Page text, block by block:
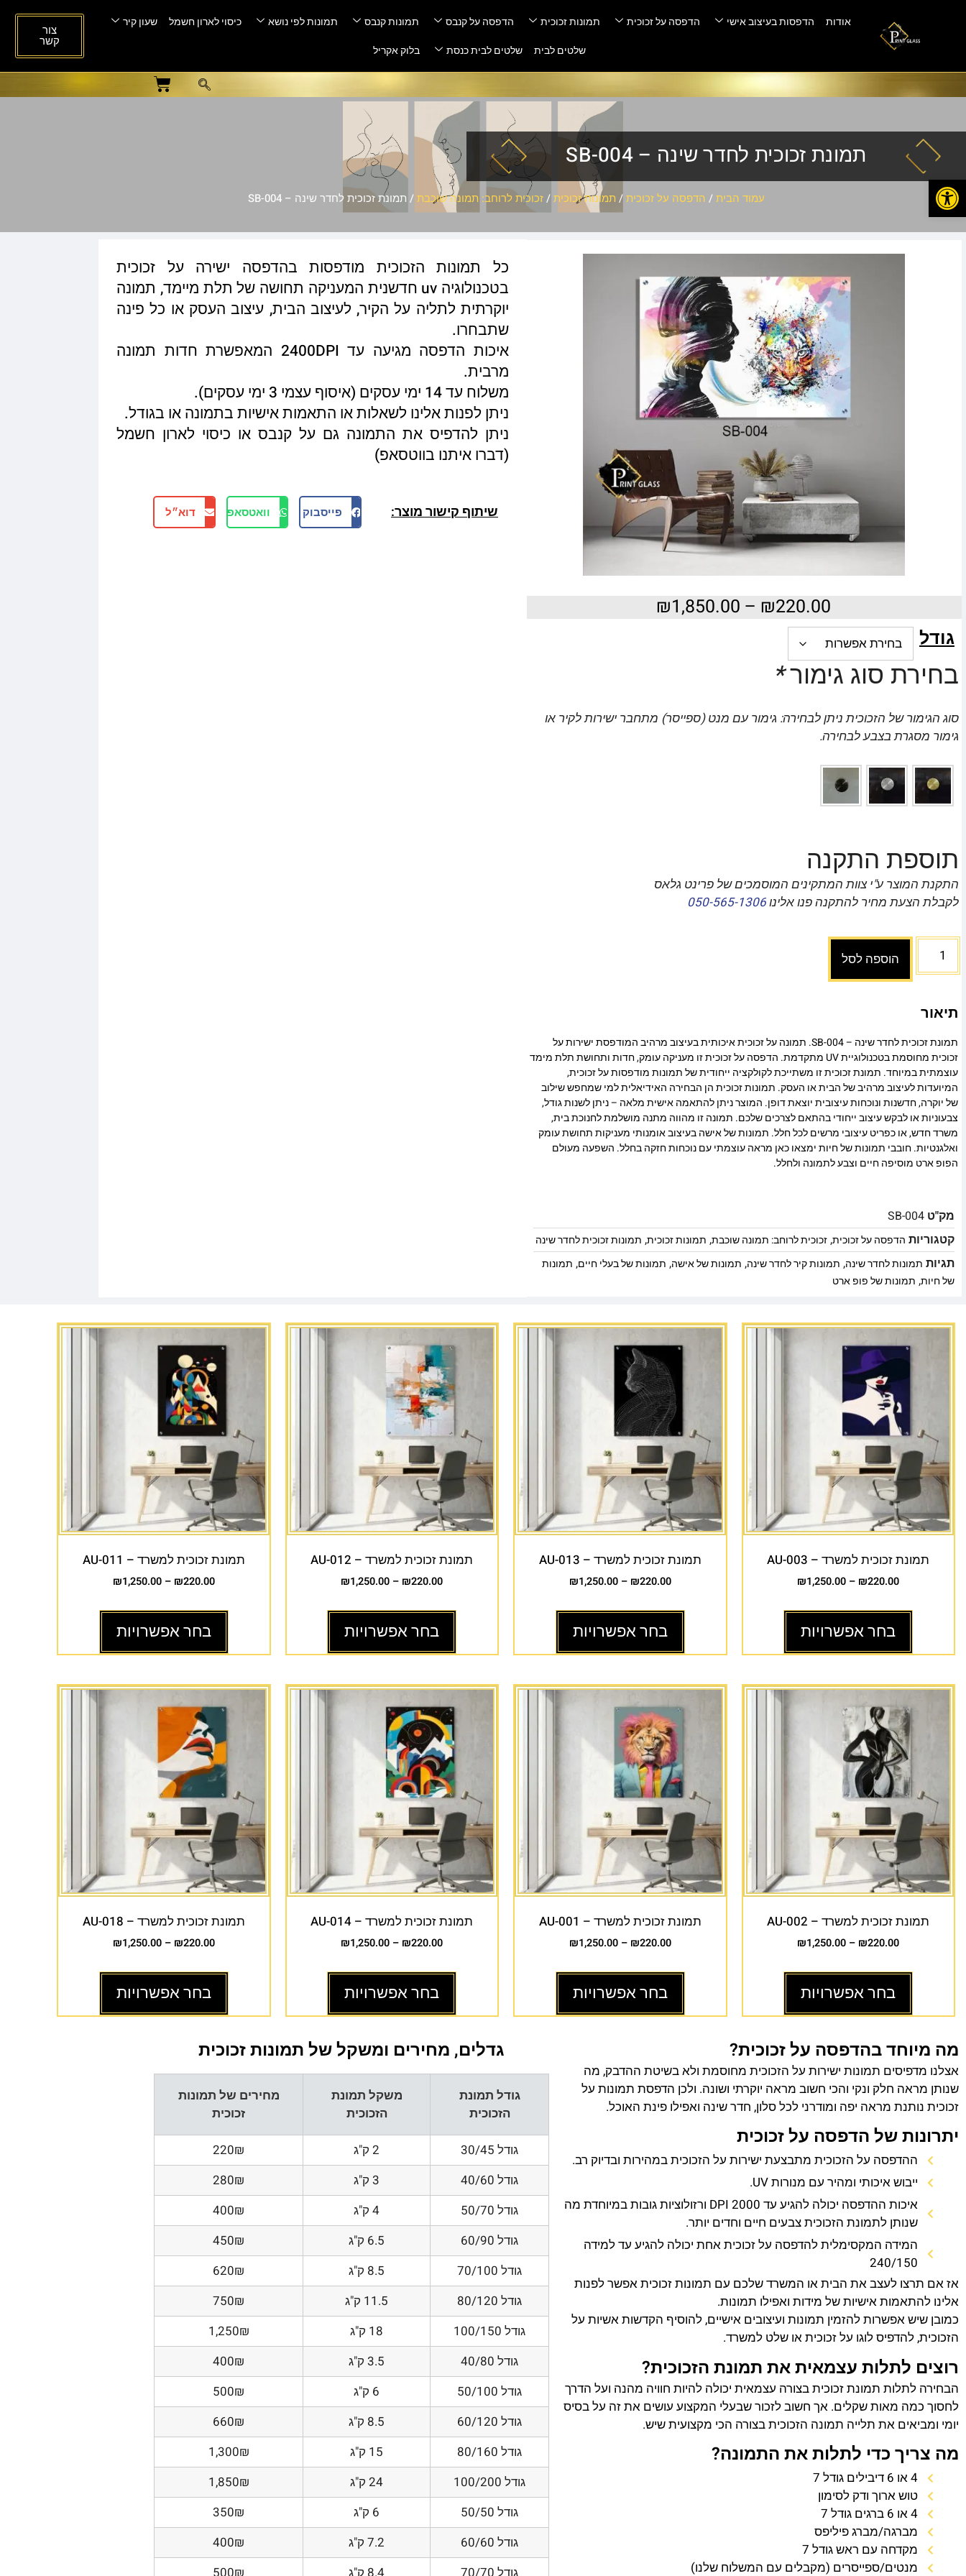
אודות הדפסות בעיצוב אישי הדפסה על זכוכית תמונות זכוכית הדפסה על קנבס תמונות קנבס תמונות לפי נושא כיסוי לארון חשמל
שעון קיר
שלטים לבית
שלטים לבית כנסת בלוק אקריל
צור
קשר
תמונת זכוכית לחדר שינה – SB-004
עמוד הבית/ הדפסה על זכוכית/ תמונות זכוכית/זכוכית לרוחב: תמונה שוכבת/ תמונת זכוכית לחדר שינה – SB-004
₪220.00
–
₪1,850.00
גודל
בחירת סוג גימור*
סוג הגימור של הזכוכית ניתן לבחירה: גימור עם מנט (ספייסר) מתחבר ישירות לקיר או
גימור מסגרת בצבע לבחירה.
תוספת התקנה
התקנת המוצר ע"י צוות המתקינים המוסמכים של פרינט גלאס
לקבלת הצעת מחיר להתקנה פנו אלינו050-565-1306
הוספה לסל
תיאור
תמונת זכוכית לחדר שינה – SB-004. תמונה על זכוכית איכותית בעיצוב מרהיב המודפסת ישירות על
זכוכית מחוסמת בטכנולוגיית UV מתקדמת. הדפסה על זכוכית זו מעניקה עומק, חדות ותחושת תלת מימד
עוצמתית במיוחד. תמונת זכוכית זו משתייכת לקולקציה ייחודית של תמונות מודפסות על זכוכית,
המיועדות לעיצוב מרהיב של הבית או העסק. תמונות זכוכית הן הבחירה האידיאלית למי שמחפש שילוב
של יוקרה, חדשנות ונוכחות עיצובית יוצאת דופן. המוצר ניתן להתאמה אישית מלאה – ניתן לשנות גודל,
צבעוניות או לבקש עיצוב ייחודי בהתאם לצרכים שלכם. תמונה זו מהווה מתנה מושלמת לחנוכת בית,
משרד חדש, או כפריט עיצובי מרשים לכל חלל. תמונות של אישה בעיצוב אומנותי מעניקות תחושת עומק
ואלגנטיות. חובבי תמונות של חיות ימצאו כאן מראה עוצמתי עם נוכחות חזקה בחלל. השפעה מעולם
הפופ ארט מוסיפה חיים וצבע לתמונה ולחלל.
מק"טSB-004
קטגוריות הדפסה על זכוכית,זכוכית לרוחב: תמונה שוכבת, תמונות זכוכית, תמונות זכוכית לחדר שינה
תגיות תמונות לחדר שינה, תמונות קיר לחדר שינה, תמונות של אישה, תמונות של בעלי חיים, תמונות
של חיות, תמונות של פופ ארט
כל תמונות הזכוכית מודפסות בהדפסה ישירה על זכוכית
בטכנולוגיה uv חדשנית המעניקה תחושה של תלת מיימד, תמונה
יוקרתית לתליה על הקיר, לעיצוב הבית, עיצוב העסק או כל פינה
שתבחרו.
איכות הדפסה מגיעה עד 2400DPI המאפשרת חדות תמונה
מרבית.
משלוח עד 14 ימי עסקים (איסוף עצמי 3 ימי עסקים).
ניתן לפנות אלינו לשאלות או התאמות אישיות בתמונה או בגודל.
ניתן להדפיס את התמונה גם על קנבס או כיסוי לארון חשמל
(דברו איתנו בווטסאפ)
שיתוף קישור מוצר: פייסבוק וואטסאפ דוא״ל
תמונת זכוכית למשרד – AU-003
₪220.00
–
₪1,250.00
בחר אפשרויות
תמונת זכוכית למשרד – AU-013
₪220.00
–
₪1,250.00
בחר אפשרויות
תמונת זכוכית למשרד – AU-012
₪220.00
–
₪1,250.00
בחר אפשרויות
תמונת זכוכית למשרד – AU-011
₪220.00
–
₪1,250.00
בחר אפשרויות
תמונת זכוכית למשרד – AU-002
₪220.00
–
₪1,250.00
בחר אפשרויות
תמונת זכוכית למשרד – AU-001
₪220.00
–
₪1,250.00
בחר אפשרויות
תמונת זכוכית למשרד – AU-014
₪220.00
–
₪1,250.00
בחר אפשרויות
תמונת זכוכית למשרד – AU-018
₪220.00
–
₪1,250.00
בחר אפשרויות
מה מיוחד בהדפסה על זכוכית?
אצלנו מדפיסים תמונות ישירות על הזכוכית מחוסמת ולא בשיטת ההדבק, מה
שנותן מראה חלק ונקי והכי חשוב מראה יוקרתי ושונה. ולכן הדפסת תמונות על
זכוכית נותנת מראה יפה ומודרני לכל סלון, חדר שינה ואפילו פינת האוכל.
יתרונות של הדפסה על זכוכית
ההדפסה על הזכוכית מתבצעת ישירות על הזכוכית במהירות ובדיוק רב.
ייבוש איכותי ומהיר עם מנורות UV.
איכות ההדפסה יכולה להגיע עד 2000 DPI ורזולוציות גובות במיוחדת מה
שנותן לתמונת הזכוכית צבעים חיים וחדים יותר.
המידה המקסימלית להדפסה על זכוכית אחת יכולה להגיע עד למידה
240/150
אז אם תרצו לעצב את הבית או המשרד שלכם עם תמונות זכוכית אפשר לפנות
אלינו להתאמות אישיות של מידות ואפילו תמונות.
כמובן שיש אפשרות להזמין תמונות ועיצובים אישיים, להוסיף הקדשות אשיות על
הזכוכית, להדפיס לוגו על זכוכית או שלט למשרד.
רוצים לתלות עצמאית את תמונת הזכוכית?
הבחירה לתלות תמונת זכוכית בצורה עצמאית יכולה להיות חוויה מהנה ועל הדרך
לחסוך כמה מאות שקלים. אך חשוב לזכור שבעלי המקצוע עושים את זה על בסיס
יומי ומביאים את תלייה תמונה הזכוכית בצורה הכי מקצועית שיש.
מה צריך כדי לתלות את התמונה?
4 או 6 דיבילים גודל 7
טוש ארוך ודק לסימון
4 או 6 ברגים גודל 7
מברגה/מברג פיליפס
מקדחה עם ראש גודל 7
מנטים/ספייסרים (מקבלים עם המשלוח שלנו)
גדלים, מחירים ומשקל של תמונות זכוכית
גודל תמונת
הזכוכית
משקל תמונת
הזכוכית
מחירים של תמונות
זכוכית
גודל 30/45 2 ק"ג
220₪
גודל 40/60
3 ק"ג
280₪
גודל 50/70
4 ק"ג
400₪
גודל 60/90
6.5 ק"ג
450₪
גודל 70/100
8.5 ק"ג
620₪
גודל 80/120
11.5 ק"ג
750₪
גודל 100/150
18 ק"ג
1,250₪
גודל 40/80
3.5 ק"ג
400₪
גודל 50/100
6 ק"ג
500₪
גודל 60/120
8.5 ק"ג
660₪
גודל 80/160
15 ק"ג
1,300₪
גודל 100/200
24 ק"ג
1,850₪
גודל 50/50
6 ק"ג
350₪
גודל 60/60
7.2 ק"ג
400₪
פתח סרגל נגישות